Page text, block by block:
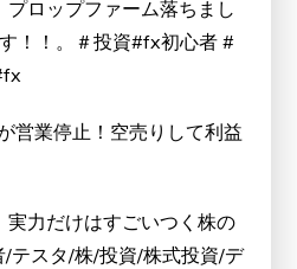
ロップファーム落ちまし
！！。＃投資#fx初心者 #
営業停止！空売りして利益
実力だけはすごいつく株の
テスタ/株/投資/株式投資/デ